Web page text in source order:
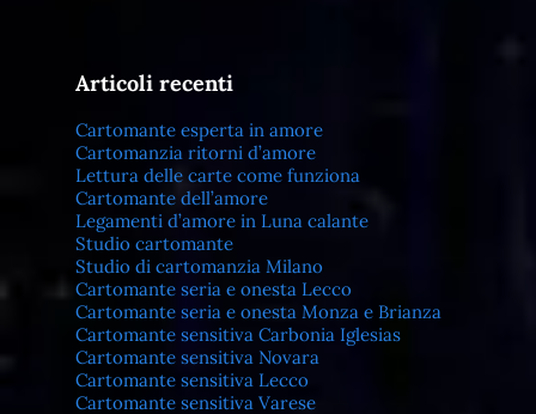
Articoli recenti
Cartomante esperta in amore
Cartomanzia ritorni d’amore
Lettura delle carte come funziona
Cartomante dell’amore
Legamenti d’amore in Luna calante
Studio cartomante
Studio di cartomanzia Milano
Cartomante seria e onesta Lecco
Cartomante seria e onesta Monza e Brianza
Cartomante sensitiva Carbonia Iglesias
Cartomante sensitiva Novara
Cartomante sensitiva Lecco
Cartomante sensitiva Varese